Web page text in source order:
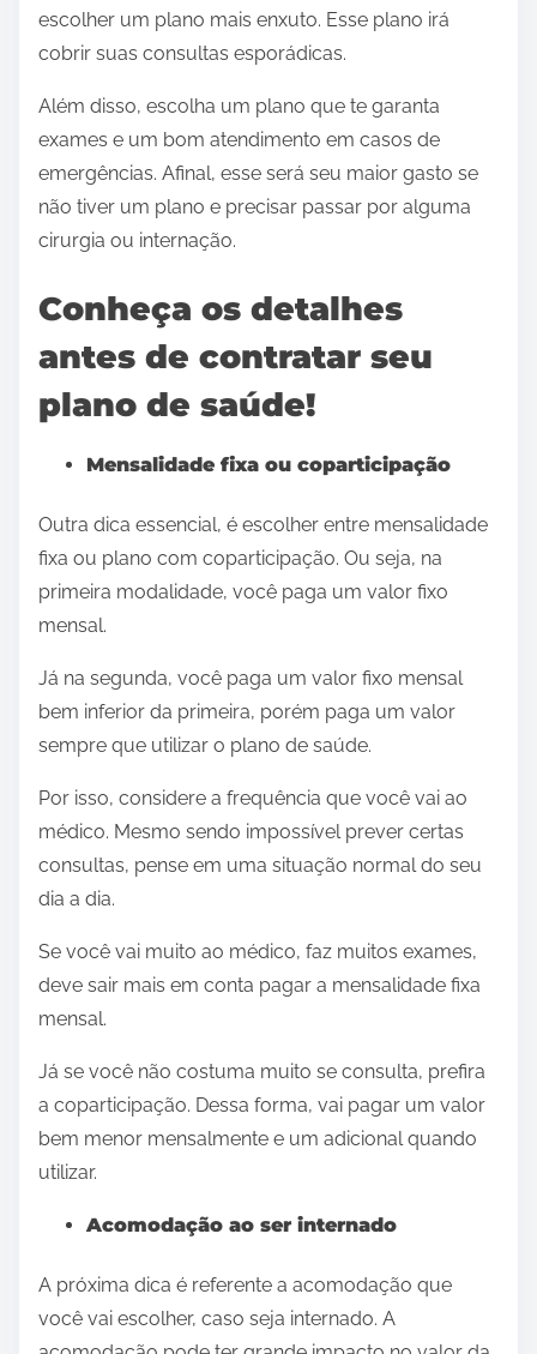
escolher um plano mais enxuto. Esse plano irá
cobrir suas consultas esporádicas.
Além disso, escolha um plano que te garanta
exames e um bom atendimento em casos de
emergências. Afinal, esse será seu maior gasto se
não tiver um plano e precisar passar por alguma
cirurgia ou internação.
Conheça os detalhes
antes de contratar seu
plano de saúde!
Mensalidade fixa ou coparticipação
Outra dica essencial, é escolher entre mensalidade
fixa ou plano com coparticipação. Ou seja, na
primeira modalidade, você paga um valor fixo
mensal.
Já na segunda, você paga um valor fixo mensal
bem inferior da primeira, porém paga um valor
sempre que utilizar o plano de saúde.
Por isso, considere a frequência que você vai ao
médico. Mesmo sendo impossível prever certas
consultas, pense em uma situação normal do seu
dia a dia.
Se você vai muito ao médico, faz muitos exames,
deve sair mais em conta pagar a mensalidade fixa
mensal.
Já se você não costuma muito se consulta, prefira
a coparticipação. Dessa forma, vai pagar um valor
bem menor mensalmente e um adicional quando
utilizar.
Acomodação ao ser internado
A próxima dica é referente a acomodação que
você vai escolher, caso seja internado. A